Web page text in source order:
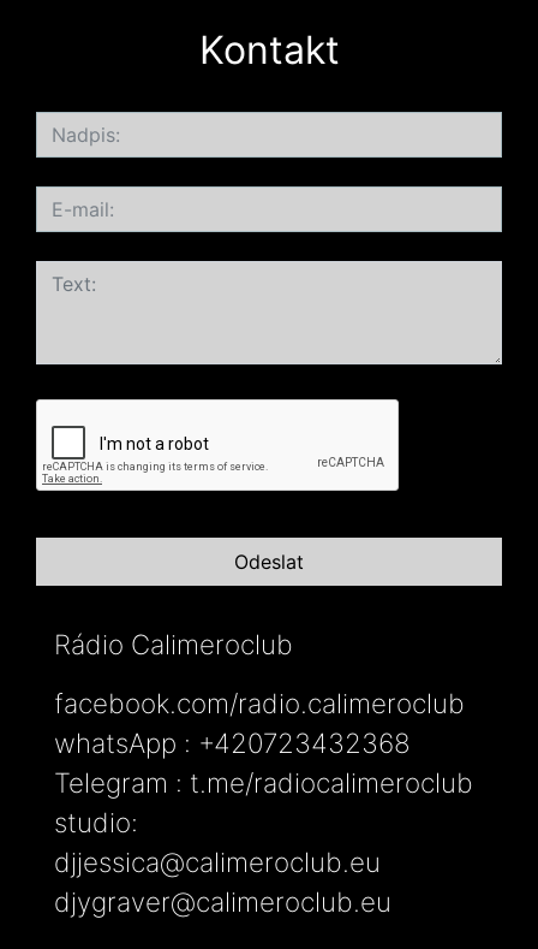
Kontakt
Rádio Calimeroclub
facebook.com/radio.calimeroclub
whatsApp : +420723432368
Telegram : t.me/radiocalimeroclub
studio:
djjessica@calimeroclub.eu
djygraver@calimeroclub.eu